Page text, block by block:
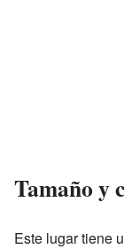
Tamaño y
Este lugar tiene